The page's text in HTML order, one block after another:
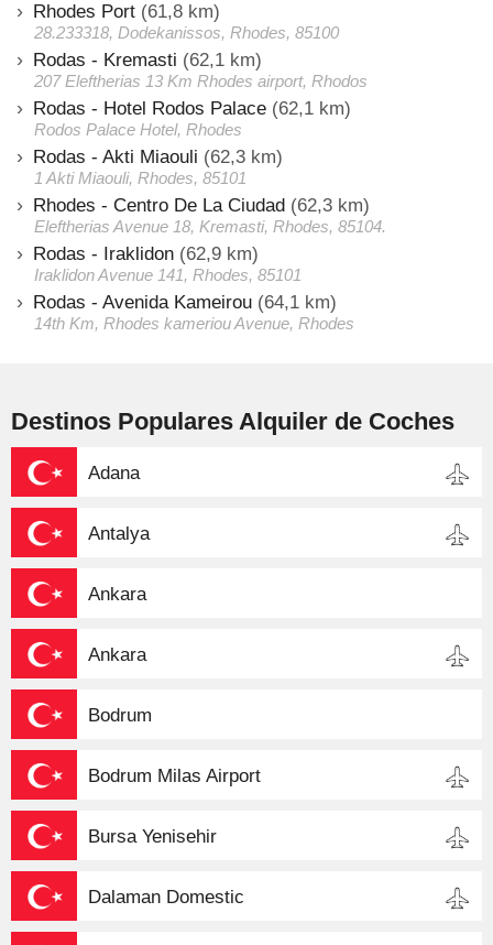
Rhodes Port (61,8 km)
28.233318, Dodekanissos, Rhodes, 85100
Rodas - Kremasti (62,1 km)
207 Eleftherias 13 Km Rhodes airport, Rhodos
Rodas - Hotel Rodos Palace (62,1 km)
Rodos Palace Hotel, Rhodes
Rodas - Akti Miaouli (62,3 km)
1 Akti Miaouli, Rhodes, 85101
Rhodes - Centro De La Ciudad (62,3 km)
Eleftherias Avenue 18, Kremasti, Rhodes, 85104.
Rodas - Iraklidon (62,9 km)
Iraklidon Avenue 141, Rhodes, 85101
Rodas - Avenida Kameirou (64,1 km)
14th Km, Rhodes kameriou Avenue, Rhodes
Destinos Populares Alquiler de Coches
Adana
Antalya
Ankara
Ankara
Bodrum
Bodrum Milas Airport
Bursa Yenisehir
Dalaman Domestic